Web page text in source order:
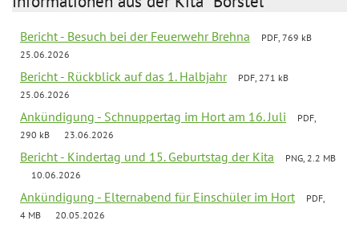
Bericht - Besuch bei der Feuerwehr Brehna
PDF, 769 kB
25.06.2026
Bericht - Rückblick auf das 1. Halbjahr
PDF, 271 kB
25.06.2026
Ankündigung - Schnuppertag im Hort am 16. Juli
PDF,
290 kB
23.06.2026
Bericht - Kindertag und 15. Geburtstag der Kita
PNG, 2.2 MB
10.06.2026
Ankündigung - Elternabend für Einschüler im Hort
PDF,
4 MB
20.05.2026